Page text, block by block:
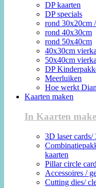
DP kaarten
DP specials
rond 30x20cm
rond 40x30cm
rond 50x40cm
40x30cm
50x40cm
DP
Meerluiken
Hoe werkt
Kaarten maken
In Kaarten
3D laser
kaarten
Pillar circle
Accessoires /
Cutting dies/